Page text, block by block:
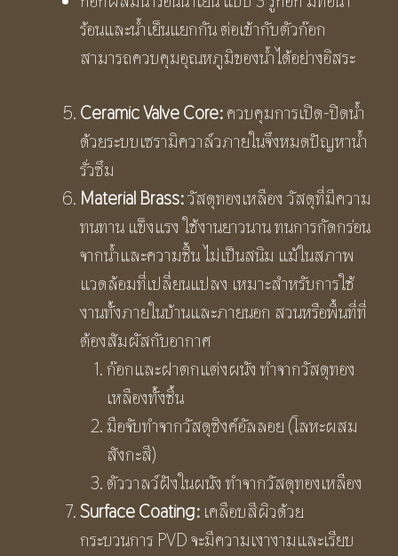
ร้อนและน้ำเย็นแยกกัน ต่อเข้ากับตัวก๊อก
สามารถควบคุมอุณหภูมิของน้ำได้อย่างอิสระ
Ceramic Valve Core:ควบคุมการเปิด-ปิดน้ำ
ด้วยระบบเซรามิควาล์วภายในจึงหมดปัญหาน้ำ
รั่วซึม
Material Brass:วัสดุทองเหลือง วัสดุที่มีความ
ทนทาน แข็งแรง ใช้งานยาวนาน ทนการกัดกร่อน
จากน้ำและความชื้น ไม่เป็นสนิม แม้ในสภาพ
แวดล้อมที่เปลี่ยนแปลง เหมาะสำหรับการใช้
งานทั้งภายในบ้านและภายนอก สวนหรือพื้นที่ที่
ต้องสัมผัสกับอากาศ
ก๊อกและฝาตกแต่งผนัง ทำจากวัสดุทอง
เหลืองทั้งชิ้น
มือจับทำจากวัสดุซิงค์อัลลอย (โลหะผสม
สังกะสี)
ตัววาลว์ฝังในผนัง ทำจากวัสดุทองเหลือง
Surface Coating: เคลือบสีผิวด้วย
กระบวนการ PVD จะมีความเงางามและเรียบ